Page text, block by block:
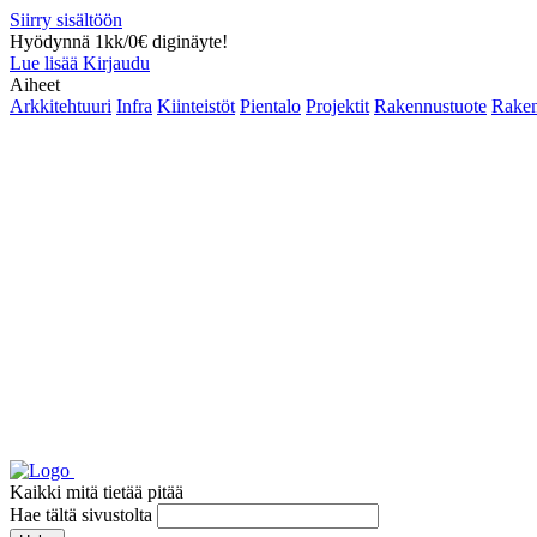
Siirry sisältöön
Hyödynnä 1kk/0€ diginäyte!
Lue lisää Kirjaudu
Aiheet
Arkkitehtuuri Infra Kiinteistöt Pientalo Projektit Rakennustuote
Kaikki mitä tietää pitää
Hae tältä sivustolta